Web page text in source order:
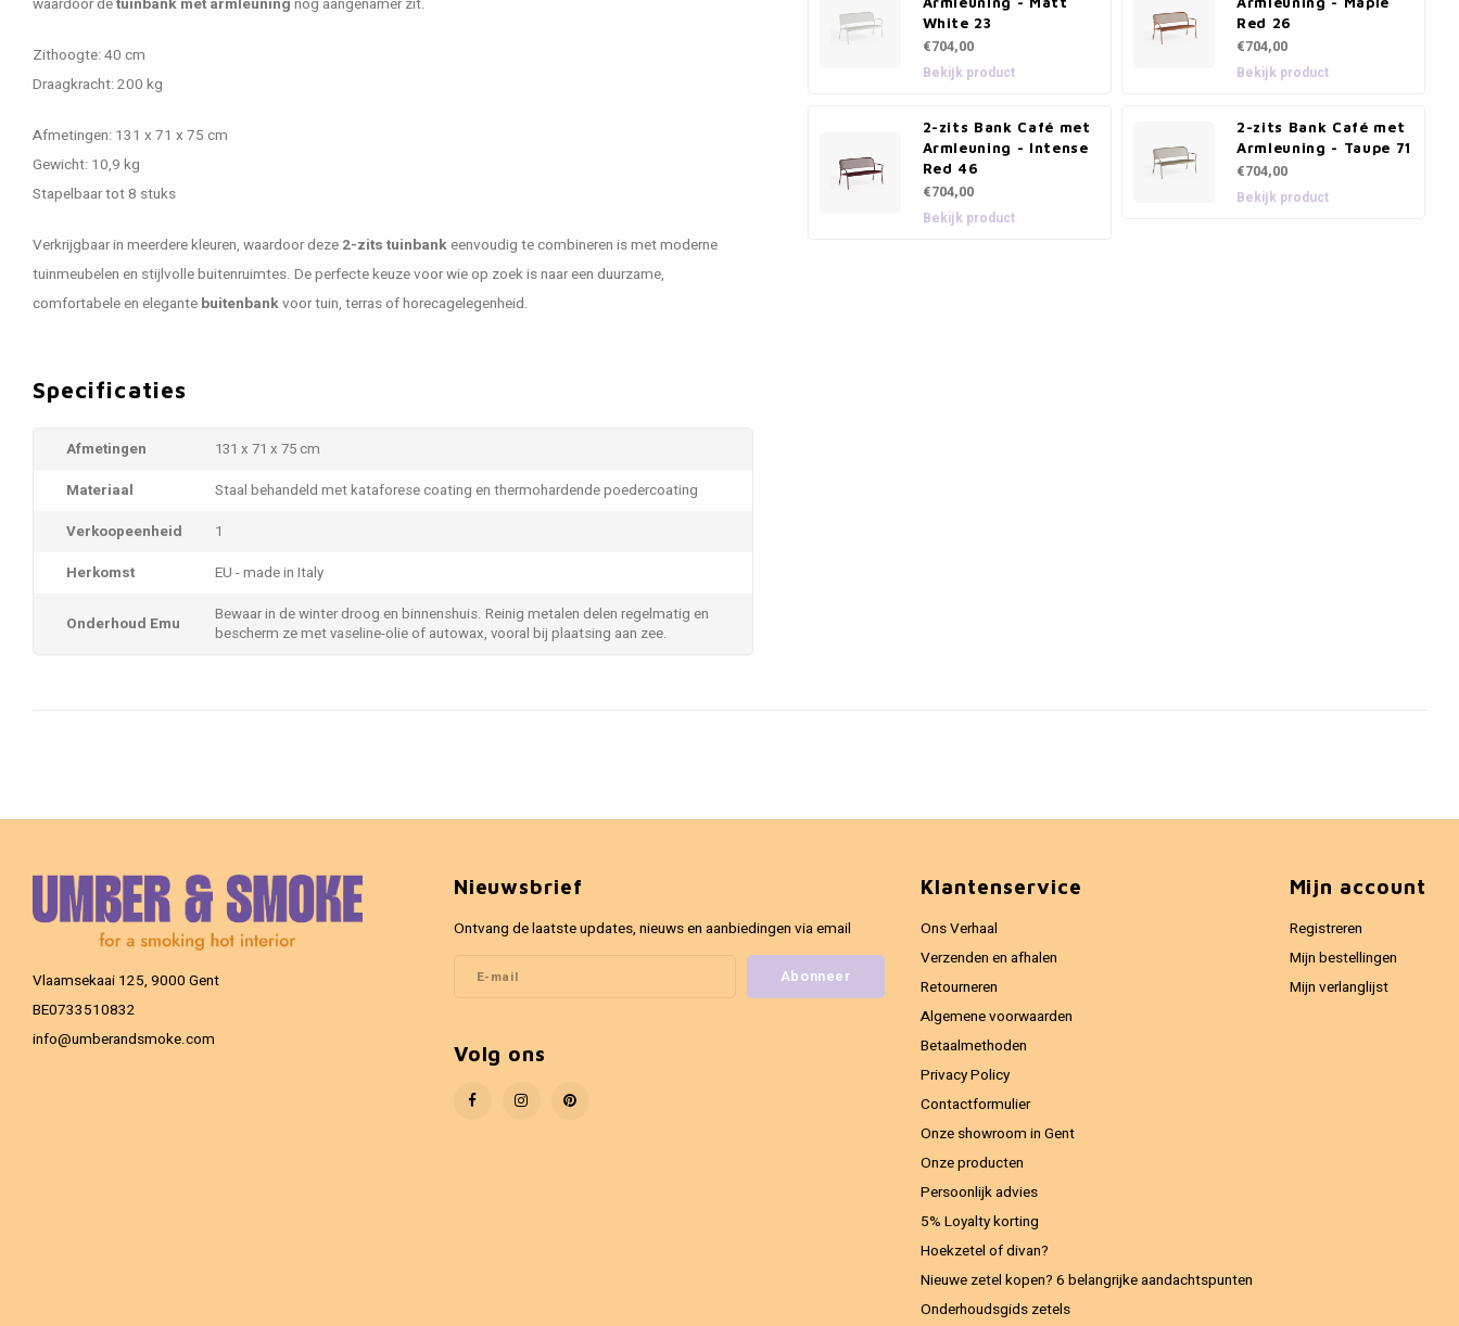
waardoor detuinbank met armleuning nog aangenamer zit.
Zithoogte: 40 cm
Draagkracht: 200 kg
Afmetingen: 131 x 71 x 75 cm
Gewicht: 10,9 kg
Stapelbaar tot 8 stuks
Verkrijgbaar in meerdere kleuren, waardoor deze 2-zits tuinbankeenvoudig te combineren is met moderne
tuinmeubelen en stijlvolle buitenruimtes. De perfecte keuze voor wie op zoek is naar een duurzame,
comfortabele en elegante buitenbankvoor tuin, terras of horecagelegenheid.
Specificaties
Afmetingen
131 x 71 x 75 cm
Materiaal
Staal behandeld met kataforese coating en thermohardende poedercoating
Verkoopeenheid
1
Herkomst
EU - made in Italy
Onderhoud Emu
Bewaar in de winter droog en binnenshuis. Reinig metalen delen regelmatig en
bescherm ze met vaseline-olie of autowax, vooral bij plaatsing aan zee.
White 23
€704,00
Bekijk product
Red 26
€704,00
Bekijk product
2-zits Bank Café met
Armleuning - Intense
Red 46
€704,00
Bekijk product
2-zits Bank Café met
Armleuning - Taupe 71
€704,00
Bekijk product
Vlaamsekaai 125, 9000 Gent
BE0733510832
info@umberandsmoke.com
Nieuwsbrief
Ontvang de laatste updates, nieuws en aanbiedingen via email
Abonneer
Volg ons
Klantenservice
Ons Verhaal
Verzenden en afhalen
Retourneren
Algemene voorwaarden
Betaalmethoden
Privacy Policy
Contactformulier
Onze showroom in Gent
Onze producten
Persoonlijk advies
5% Loyalty korting
Hoekzetel of divan?
Nieuwe zetel kopen? 6 belangrijke aandachtspunten
Onderhoudsgids zetels
Mijn account
Registreren
Mijn bestellingen
Mijn verlanglijst